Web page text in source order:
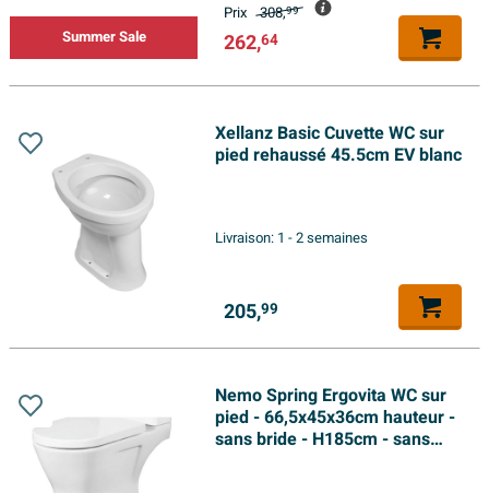
Summer Sale
Prix 308,99
262,64
Xellanz Basic Cuvette WC sur
pied rehaussé 45.5cm EV blanc
Livraison: 1 - 2 semaines
205,99
Nemo Spring Ergovita WC sur
pied - 66,5x45x36cm hauteur -
sans bride - H185cm - sans